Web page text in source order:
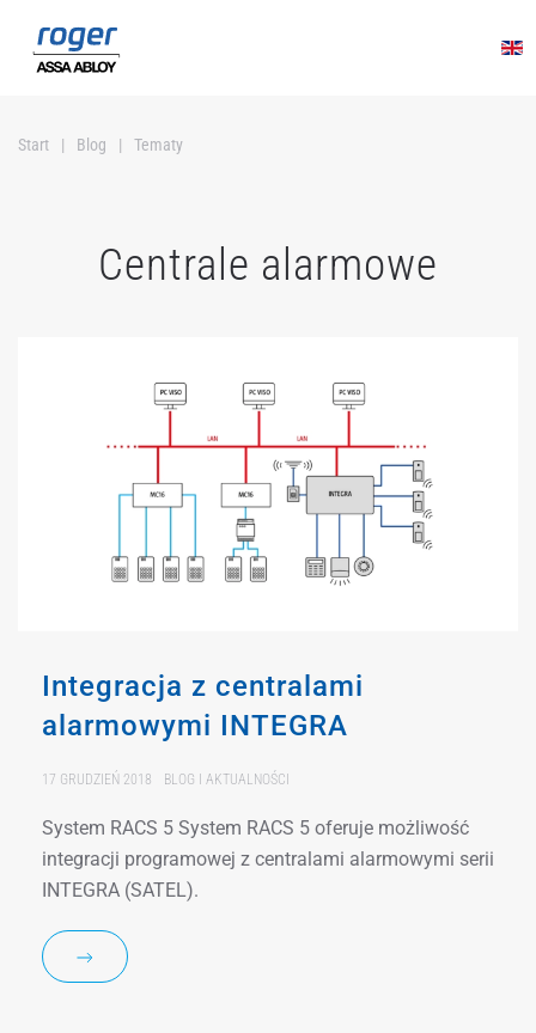
Przejdź do głównej treści
Start Blog Tematy
Centrale alarmowe
Integracja z centralami
alarmowymi INTEGRA
17 GRUDZIEŃ 2018 BLOG I AKTUALNOŚCI
System RACS 5 System RACS 5 oferuje możliwość
integracji programowej z centralami alarmowymi serii
INTEGRA (SATEL).